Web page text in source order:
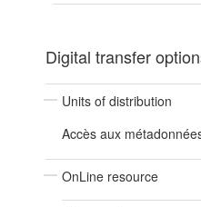
Digital transfer
Units of distribution
Accès aux
OnLine resource